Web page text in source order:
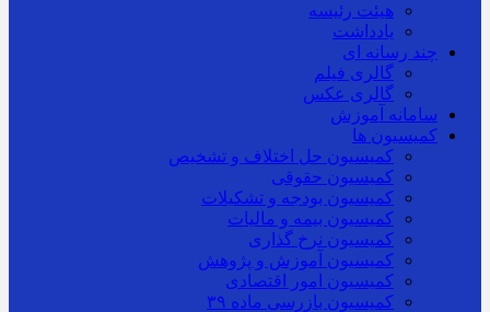
هیئت رئیسه
یادداشت
چند رسانه ای
گالری فیلم
گالری عکس
سامانه آموزش
کمیسیون ها
کمیسیون حل اختلاف و تشخیص
کمیسیون حقوقی
کمیسیون بودجه و تشکیلات
کمیسیون بیمه و مالیات
کمیسیون نرخ گذاری
کمیسیون آموزش و پژوهش
کمیسیون امور اقتصادی
کمیسیون بازرسی ماده ۳۹